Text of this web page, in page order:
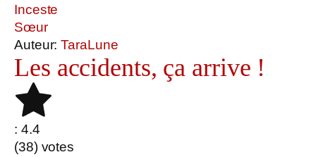
Inceste
Sœur
Auteur:TaraLune
Les accidents, ça arrive !
: 4.4
(38) votes